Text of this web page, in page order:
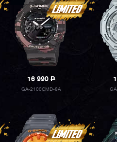
16 990P
GA-2100CMD-8A